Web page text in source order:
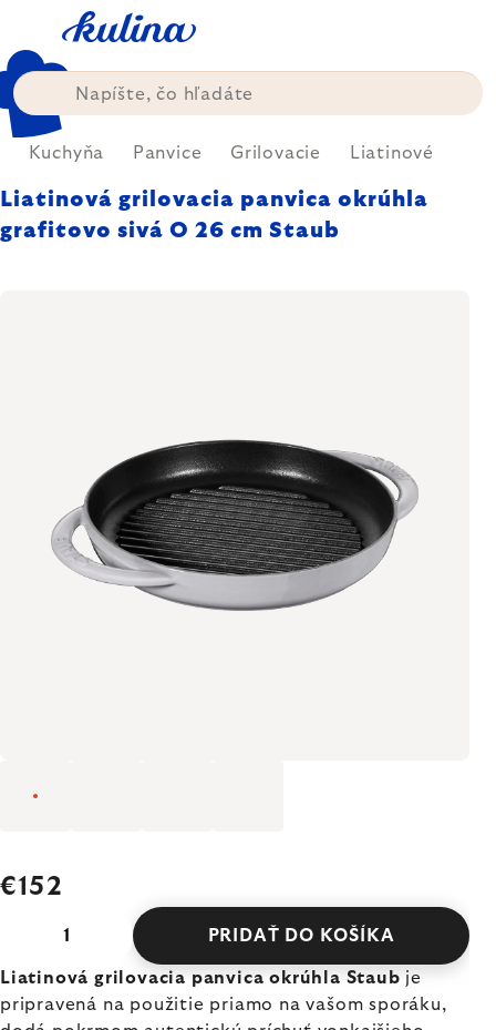
obsah
Kuchyňa Panvice Grilovacie Liatinové
Liatinová grilovacia panvica okrúhla
grafitovo sivá O 26 cm Staub
€152
PRIDAŤ DO KOŠÍKA
Liatinová grilovacia panvica okrúhla Staub je
pripravená na použitie priamo na vašom sporáku,